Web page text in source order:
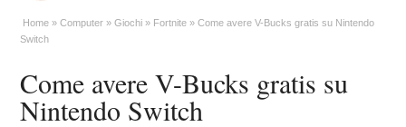
Home Computer Giochi Fortnite
Come avere V-Bucks gratis su Nintendo
Switch
Come avere V-Bucks gratis su
Nintendo Switch